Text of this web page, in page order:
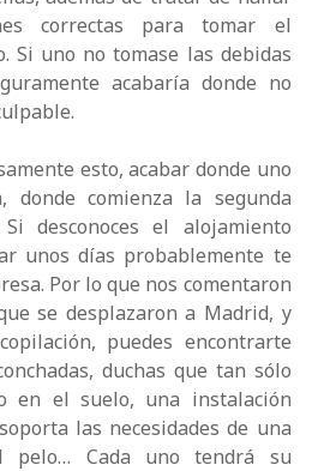
correctas para tomar el
Si uno no tomase las debidas
acabaría donde no
esto, acabar donde uno
donde comienza la segunda
desconoces el alojamiento
unos días probablemente te
Por lo que nos comentaron
se desplazaron a Madrid, y
puedes encontrarte
duchas que tan sólo
en el suelo, una instalación
las necesidades de una
pelo… Cada uno tendrá su